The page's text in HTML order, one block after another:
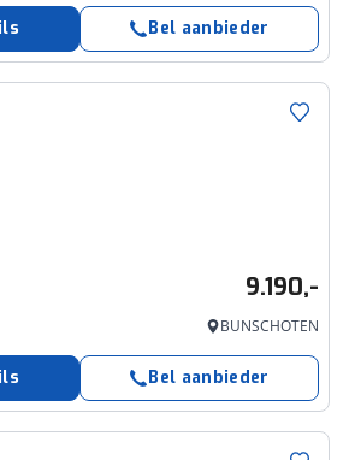
Bel aanbieder
9.190,-
BUNSCHOTEN
Bel aanbieder